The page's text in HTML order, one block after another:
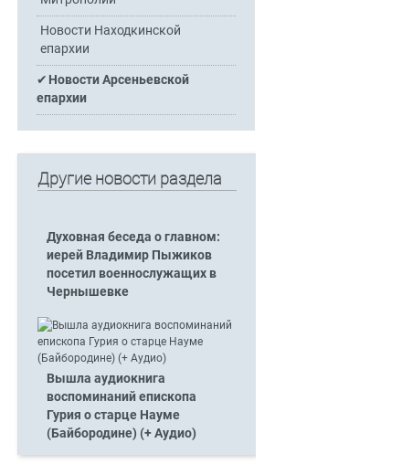
Новости Находкинской
епархии
Новости Арсеньевской
епархии
Другие новости раздела
Духовная беседа о главном:
иерей Владимир Пыжиков
посетил военнослужащих в
Чернышевке
Вышла аудиокнига
воспоминаний епископа
Гурия о старце Науме
(Байбородине) (+ Аудио)